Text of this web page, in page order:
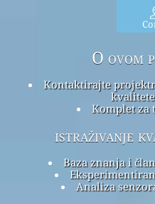
O ovom
Kontaktirajte
Komplet za
istraživanje
Baza znanja i
Analiza